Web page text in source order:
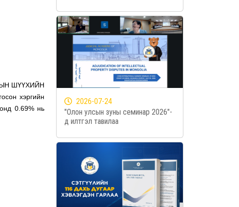
ШҮҮХИЙН
хэргийн
0.69% нь
2026-07-24
"Олон улсын зуны семинар 2026"-
д илтгэл тавилаа